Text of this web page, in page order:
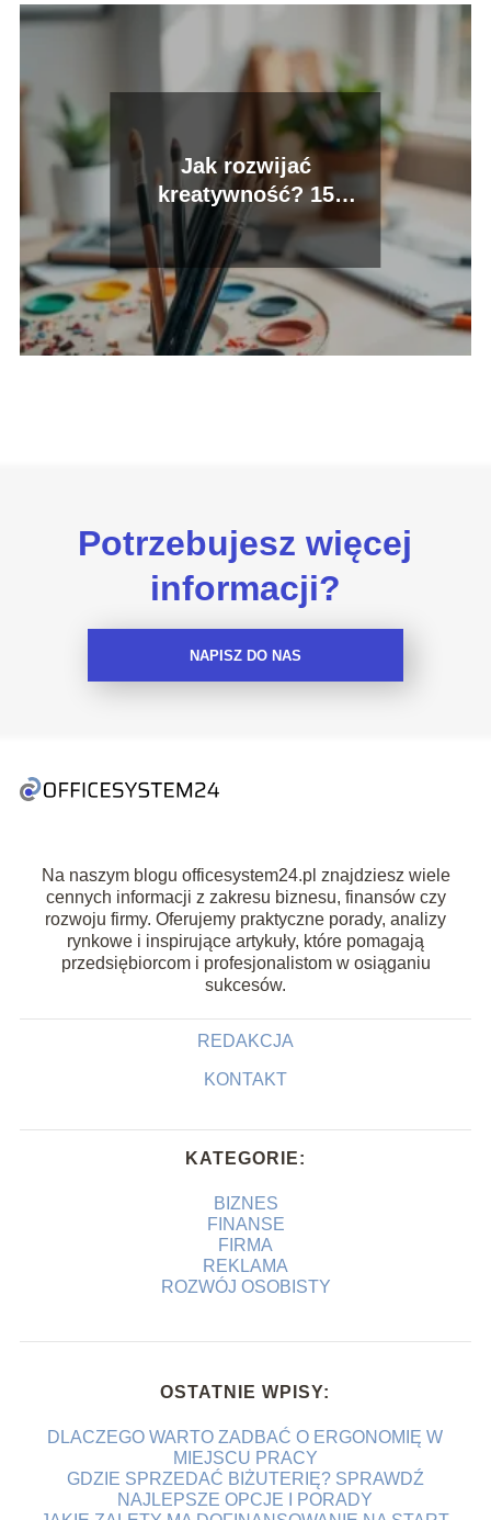
Jak rozwijać
kreatywność? 15
praktycznych sposobów
na sukces
Potrzebujesz więcej
informacji?
NAPISZ DO NAS
Na naszym blogu officesystem24.pl znajdziesz wiele
cennych informacji z zakresu biznesu, finansów czy
rozwoju firmy. Oferujemy praktyczne porady, analizy
rynkowe i inspirujące artykuły, które pomagają
przedsiębiorcom i profesjonalistom w osiąganiu
sukcesów.
REDAKCJA
KONTAKT
KATEGORIE:
BIZNES
FINANSE
FIRMA
REKLAMA
ROZWÓJ OSOBISTY
OSTATNIE WPISY:
DLACZEGO WARTO ZADBAĆ O ERGONOMIĘ W
MIEJSCU PRACY
GDZIE SPRZEDAĆ BIŻUTERIĘ? SPRAWDŹ
NAJLEPSZE OPCJE I PORADY